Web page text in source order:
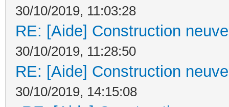
30/10/2019, 11:03:28
RE: [Aide] Construction
30/10/2019, 11:28:50
RE: [Aide] Construction
30/10/2019, 14:15:08